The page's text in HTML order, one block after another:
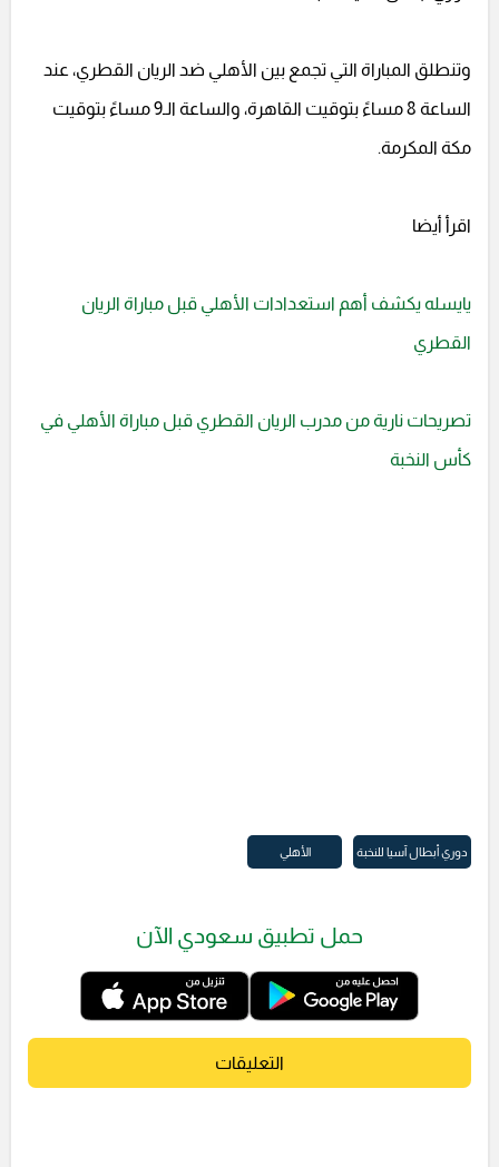
وتنطلق المباراة التي تجمع بين الأهلي ضد الريان القطري، عند
الساعة 8 مساءً بتوقيت القاهرة، والساعة الـ9 مساءً بتوقيت
مكة المكرمة.
اقرأ أيضا
يايسله يكشف أهم استعدادات الأهلي قبل مباراة الريان
القطري
تصريحات نارية من مدرب الريان القطري قبل مباراة الأهلي في
كأس النخبة
دوري أبطال آسيا للنخبة الأهلي
حمل تطبيق سعودي الآن
التعليقات